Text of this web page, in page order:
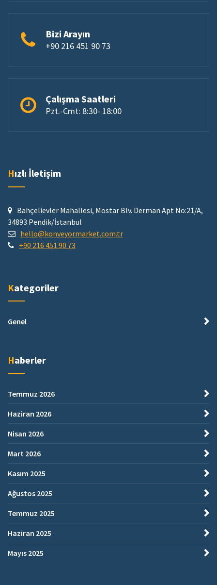
Bizi Arayın
+90 216 451 90 73
Çalışma Saatleri
Pzt.-Cmt: 8:30- 18:00
Hızlı İletişim
Bahçelievler Mahallesi, Mostar Blv. Derman Apt No:21/A,
34893 Pendik/İstanbul
hello@konveyormarket.com.tr
+90 216 451 90 73
Kategoriler
Genel
Haberler
Temmuz 2026
Haziran 2026
Nisan 2026
Mart 2026
Kasım 2025
Ağustos 2025
Temmuz 2025
Haziran 2025
Mayıs 2025